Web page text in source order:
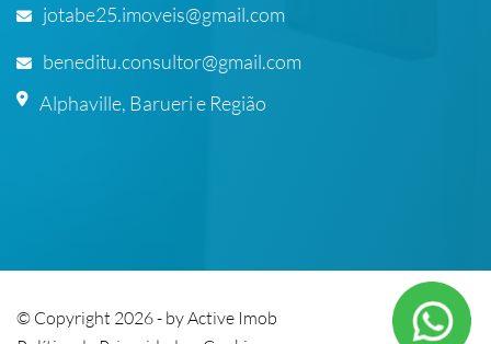
jotabe25.imoveis@gmail.com
beneditu.consultor@gmail.com
Alphaville, Barueri e Região
© Copyright 2026 - byActive Imob